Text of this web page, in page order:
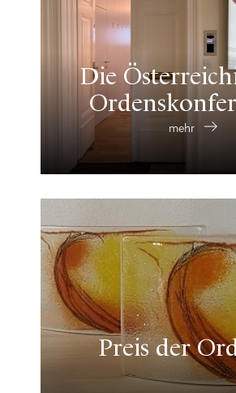
Die
mehr
Preis der